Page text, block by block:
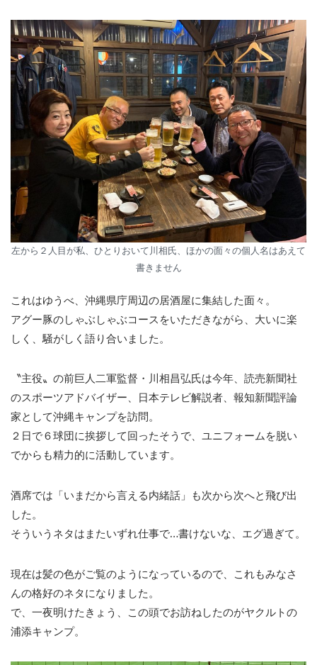
左から２人目が私、ひとりおいて川相氏、ほかの面々の個人名はあえて
書きません
これはゆうべ、沖縄県庁周辺の居酒屋に集結した面々。
アグー豚のしゃぶしゃぶコースをいただきながら、大いに楽
しく、騒がしく語り合いました。
〝主役〟の前巨人二軍監督・川相昌弘氏は今年、読売新聞社
のスポーツアドバイザー、日本テレビ解説者、報知新聞評論
家として沖縄キャンプを訪問。
２日で６球団に挨拶して回ったそうで、ユニフォームを脱い
でからも精力的に活動しています。
酒席では「いまだから言える内緒話」も次から次へと飛び出
した。
そういうネタはまたいずれ仕事で…書けないな、エグ過ぎて。
現在は髪の色がご覧のようになっているので、これもみなさ
んの格好のネタになりました。
で、一夜明けたきょう、この頭でお訪ねしたのがヤクルトの
浦添キャンプ。